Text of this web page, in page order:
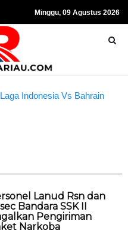
Minggu, 09 Agustus 2026
Indonesia Vs Bahrain
Lanud Rsn dan
Bandara SSK II
Pengiriman
Narkoba